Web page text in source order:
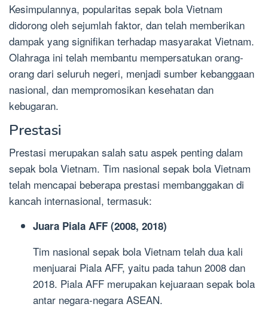
Kesimpulannya, popularitas sepak bola Vietnam
didorong oleh sejumlah faktor, dan telah memberikan
dampak yang signifikan terhadap masyarakat Vietnam.
Olahraga ini telah membantu mempersatukan orang-
orang dari seluruh negeri, menjadi sumber kebanggaan
nasional, dan mempromosikan kesehatan dan
kebugaran.
Prestasi
Prestasi merupakan salah satu aspek penting dalam
sepak bola Vietnam. Tim nasional sepak bola Vietnam
telah mencapai beberapa prestasi membanggakan di
kancah internasional, termasuk:
Juara Piala AFF (2008, 2018)
Tim nasional sepak bola Vietnam telah dua kali
menjuarai Piala AFF, yaitu pada tahun 2008 dan
2018. Piala AFF merupakan kejuaraan sepak bola
antar negara-negara ASEAN.